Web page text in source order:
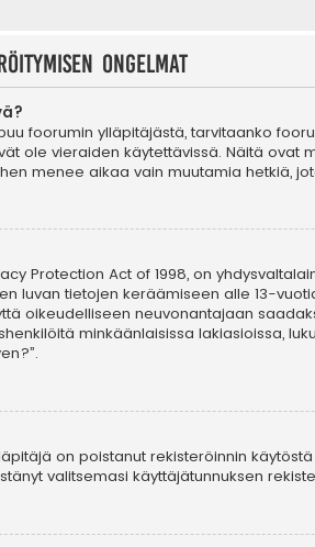
ongelmat
foorumin ylläpitäjästä, tarvitaanko
ole vieraiden käytettävissä. Näitä ovat
menee aikaa vain muutamia hetkiä,
Protection Act of 1998, on
luvan tietojen keräämiseen alle 13-
oikeudelliseen neuvonantajaan
minkäänlaisissa lakiasioissa,
on poistanut rekisteröinnin
valitsemasi käyttäjätunnuksen